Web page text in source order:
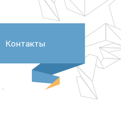
Контакты